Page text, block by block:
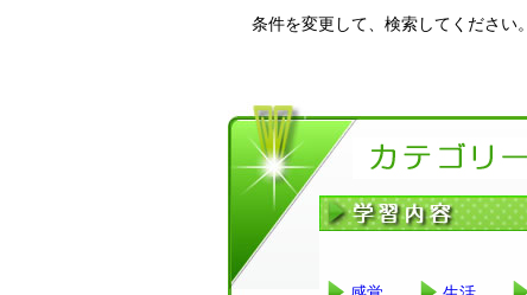
条件を変更して、検索してください。